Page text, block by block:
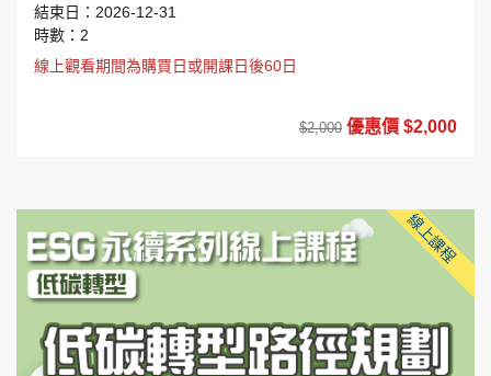
結束日：2026-12-31
時數：2
線上觀看期間為購買日或開課日後60日
$2,000 優惠價 $2,000
線上課程